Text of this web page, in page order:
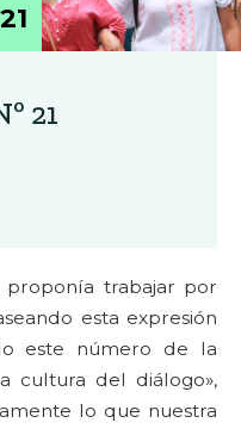
21
proponía trabajar por
esta expresión
este número de la
cultura del diálogo»,
lo que nuestra